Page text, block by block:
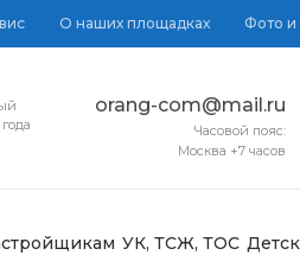
О наших площадках Фото и
orang-com@mail.ru
Часовой пояс:
Москва +7 часов
УК, ТСЖ, ТОС